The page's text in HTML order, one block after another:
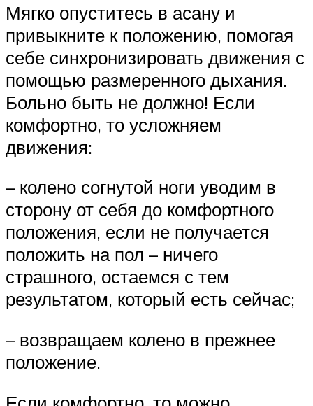
Мягко опуститесь в асану и
привыкните к положению, помогая
себе синхронизировать движения с
помощью размеренного дыхания.
Больно быть не должно! Если
комфортно, то усложняем
движения:
– колено согнутой ноги уводим в
сторону от себя до комфортного
положения, если не получается
положить на пол – ничего
страшного, остаемся с тем
результатом, который есть сейчас;
– возвращаем колено в прежнее
положение.